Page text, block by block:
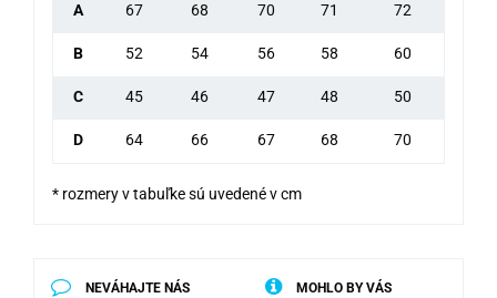
A 67 68 70 71 72
B 52 54 56 58 60
C 45 46 47 48 50
D 64 66 67 68 70
* rozmery v tabuľke sú uvedené v cm
NEVÁHAJTE NÁS
MOHLO BY VÁS